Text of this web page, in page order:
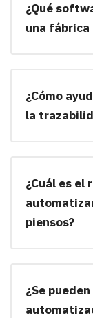
¿Qué
una fábrica
¿Cómo
la
¿Cuál es el
piensos?
¿Se